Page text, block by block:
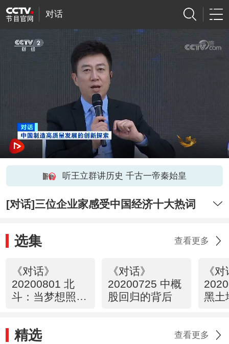
对话
听王立群讲历史 千古一帝秦始皇
[对话]三位企业家感受中国经济十大热词
选集 查看更多
《对话》
20200801 北
斗：当梦想照进
《对话》
20200725 中概
股回归的背后
《
黑土
精选 查看更多